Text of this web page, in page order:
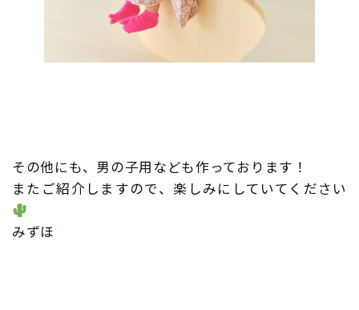
その他にも、男の子用なども作っております！
またご紹介しますので、楽しみにしていてください
みずほ